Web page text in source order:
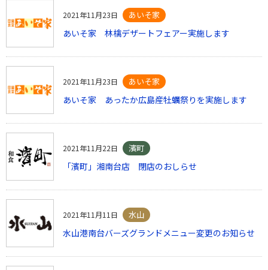
2021年11月23日 あいそ家
あいそ家 林檎デザートフェアー実施します
2021年11月23日 あいそ家
あいそ家 あったか広島産牡蠣祭りを実施します
2021年11月22日 濱町
「濱町」湘南台店 閉店のおしらせ
2021年11月11日 水山
水山港南台バーズグランドメニュー変更のお知らせ